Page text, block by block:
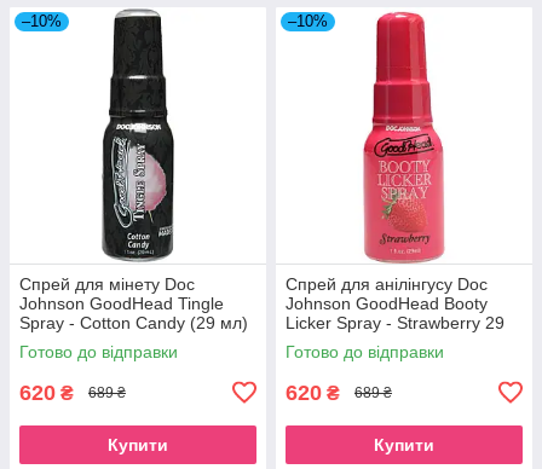
–10%
Спрей для мінету Doc
Johnson GoodHead Tingle
Spray - Cotton Candy (29 мл)
із стимулювальним ефектом
SO3495
Готово до відправки
620 ₴ 689 ₴
Купити
–10%
Спрей для анілінгусу Doc
Johnson GoodHead Booty
Licker Spray - Strawberry 29
мл
Готово до відправки
620 ₴ 689 ₴
Купити